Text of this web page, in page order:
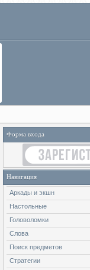
Форма входа
Навигация
Аркады и экшн
Настольные
Головоломки
Слова
Поиск предметов
Стратегии